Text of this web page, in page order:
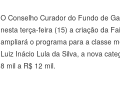
O Conselho Curador do Fundo de
nesta terça-feira (15) a criação da
ampliará o programa para a classe
Luiz Inácio Lula da Silva, a nova
8 mil a R$ 12 mil.